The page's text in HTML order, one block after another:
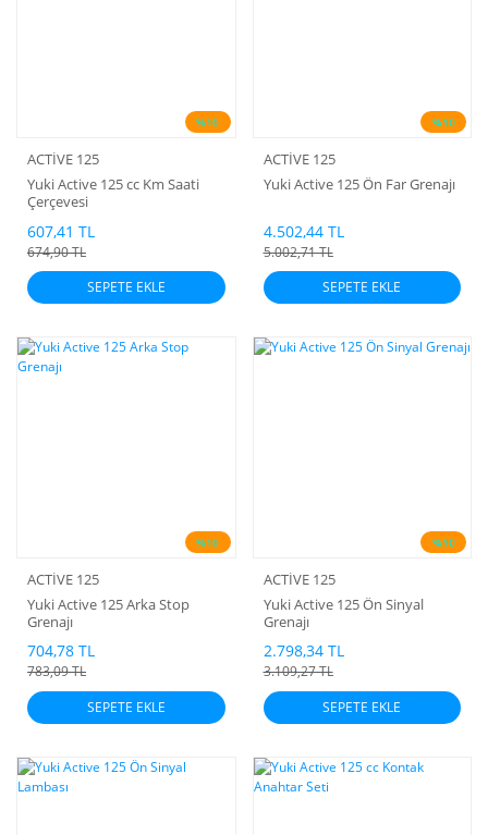
%10
ACTİVE 125
Yuki Active 125 cc Km Saati
Çerçevesi
607,41 TL
674,90 TL
SEPETE EKLE
%10
ACTİVE 125
Yuki Active 125 Ön Far Grenajı
4.502,44 TL
5.002,71 TL
SEPETE EKLE
%10
ACTİVE 125
Yuki Active 125 Arka Stop
Grenajı
704,78 TL
783,09 TL
SEPETE EKLE
%10
ACTİVE 125
Yuki Active 125 Ön Sinyal
Grenajı
2.798,34 TL
3.109,27 TL
SEPETE EKLE